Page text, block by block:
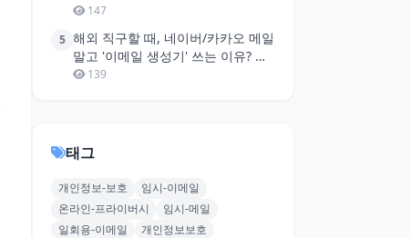
원 보호 꿀팁
147
5 해외 직구할 때, 네이버/카카오 메일
말고 '이메일 생성기' 쓰는 이유? 개
인정보는 소중하니까!
139
태그
개인정보-보호
임시-이메일
온라인-프라이버시
임시-메일
일회용-이메일
개인정보보호